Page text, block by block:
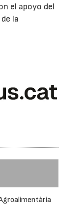
el apoyo del
la